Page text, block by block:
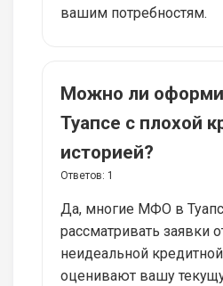
вашим потребностям.
Можно ли
Туапсе с плохой
историей?
Ответов: 1
Да, многие МФО в
рассматривать заявки
неидеальной
оценивают вашу